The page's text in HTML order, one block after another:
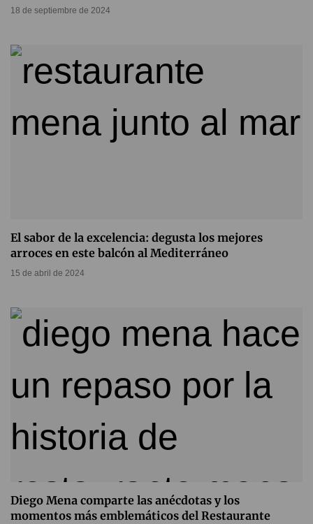
18 de septiembre de 2024
El sabor de la excelencia: degusta los mejores
arroces en este balcón al Mediterráneo
15 de abril de 2024
Diego Mena comparte las anécdotas y los
momentos más emblemáticos del Restaurante